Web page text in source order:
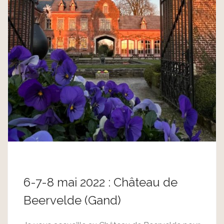
6-7-8 mai 2022 : Château de
Beervelde (Gand)